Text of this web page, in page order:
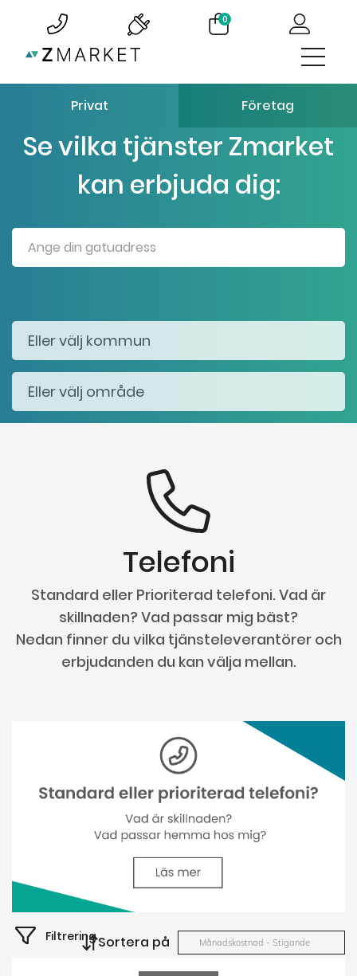
0
Privat Företag
Se vilka tjänster Zmarket
kan erbjuda dig:
Telefoni
Standard eller Prioriterad telefoni. Vad är
skillnaden? Vad passar mig bäst?
Nedan finner du vilka tjänsteleverantörer och
erbjudanden du kan välja mellan.
FiltreringSortera på Månadskostnad - Stigande